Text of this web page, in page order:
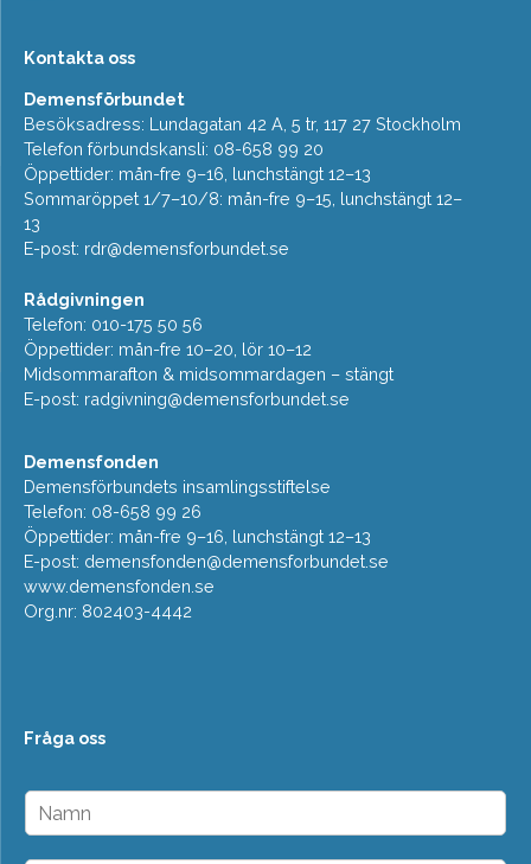
Kontakta oss
Demensförbundet
Besöksadress: Lundagatan 42 A, 5 tr, 117 27 Stockholm
Telefon förbundskansli: 08-658 99 20
Öppettider: mån-fre 9–16, lunchstängt 12–13
Sommaröppet 1/7–10/8: mån-fre 9–15, lunchstängt 12–
13
E-post: rdr@demensforbundet.se
Rådgivningen
Telefon: 010-175 50 56
Öppettider: mån-fre 10–20, lör 10–12
Midsommarafton & midsommardagen – stängt
E-post: radgivning@demensforbundet.se
Demensfonden
Demensförbundets insamlingsstiftelse
Telefon: 08-658 99 26
Öppettider: mån-fre 9–16, lunchstängt 12–13
E-post: demensfonden@demensforbundet.se
www.demensfonden.se
Org.nr: 802403-4442
Fråga oss
N
m